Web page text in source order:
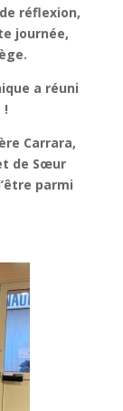
réflexion,
journée,
a réuni
!
Carrara,
de Sœur
parmi